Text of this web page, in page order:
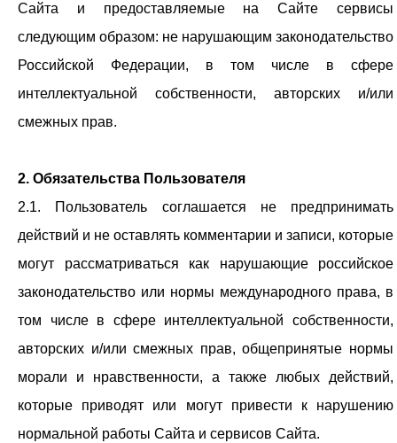
Сайта и предоставляемые на Сайте сервисы
следующим образом: не нарушающим законодательство
Российской Федерации, в том числе в сфере
интеллектуальной собственности, авторских и/или
смежных прав.
2. Обязательства Пользователя
2.1. Пользователь соглашается не предпринимать
действий и не оставлять комментарии и записи, которые
могут рассматриваться как нарушающие российское
законодательство или нормы международного права, в
том числе в сфере интеллектуальной собственности,
авторских и/или смежных прав, общепринятые нормы
морали и нравственности, а также любых действий,
которые приводят или могут привести к нарушению
нормальной работы Сайта и сервисов Сайта.